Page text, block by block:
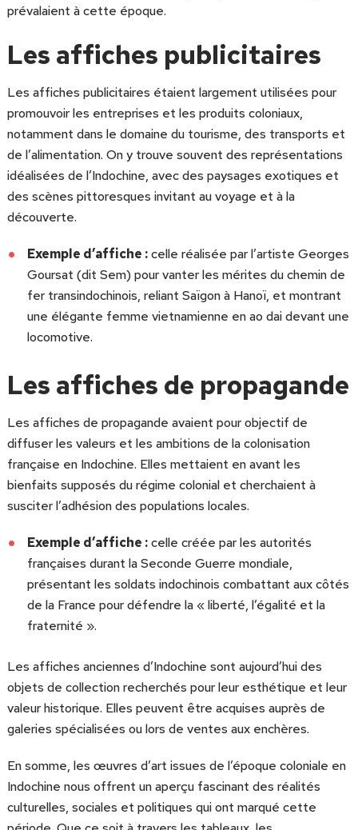
prévalaient à cette époque.
Les affiches publicitaires
Les affiches publicitaires étaient largement utilisées pour
promouvoir les entreprises et les produits coloniaux,
notamment dans le domaine du tourisme, des transports et
de l’alimentation. On y trouve souvent des représentations
idéalisées de l’Indochine, avec des paysages exotiques et
des scènes pittoresques invitant au voyage et à la
découverte.
Exemple d’affiche :celle réalisée par l’artiste Georges
Goursat (dit Sem) pour vanter les mérites du chemin de
fer transindochinois, reliant Saïgon à Hanoï, et montrant
une élégante femme vietnamienne en ao dai devant une
locomotive.
Les affiches de propagande
Les affiches de propagande avaient pour objectif de
diffuser les valeurs et les ambitions de la colonisation
française en Indochine. Elles mettaient en avant les
bienfaits supposés du régime colonial et cherchaient à
susciter l’adhésion des populations locales.
Exemple d’affiche :celle créée par les autorités
françaises durant la Seconde Guerre mondiale,
présentant les soldats indochinois combattant aux côtés
de la France pour défendre la « liberté, l’égalité et la
fraternité ».
Les affiches anciennes d’Indochine sont aujourd’hui des
objets de collection recherchés pour leur esthétique et leur
valeur historique. Elles peuvent être acquises auprès de
galeries spécialisées ou lors de ventes aux enchères.
En somme, les œuvres d’art issues de l’époque coloniale en
Indochine nous offrent un aperçu fascinant des réalités
culturelles, sociales et politiques qui ont marqué cette